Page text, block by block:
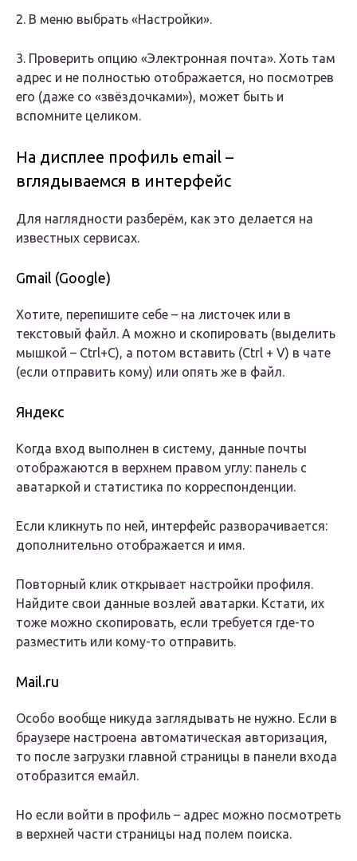
2. В меню выбрать «Настройки».
3. Проверить опцию «Электронная почта». Хоть там
адрес и не полностью отображается, но посмотрев
его (даже со «звёздочками»), может быть и
вспомните целиком.
На дисплее профиль email –
вглядываемся в интерфейс
Для наглядности разберём, как это делается на
известных сервисах.
Gmail (Google)
Хотите, перепишите себе – на листочек или в
текстовый файл. А можно и скопировать (выделить
мышкой – Ctrl+C), а потом вставить (Ctrl + V) в чате
(если отправить кому) или опять же в файл.
Яндекс
Когда вход выполнен в систему, данные почты
отображаются в верхнем правом углу: панель с
аватаркой и статистика по корреспонденции.
Если кликнуть по ней, интерфейс разворачивается:
дополнительно отображается и имя.
Повторный клик открывает настройки профиля.
Найдите свои данные возлей аватарки. Кстати, их
тоже можно скопировать, если требуется где-то
разместить или кому-то отправить.
Mail.ru
Особо вообще никуда заглядывать не нужно. Если в
браузере настроена автоматическая авторизация,
то после загрузки главной страницы в панели входа
отобразится емайл.
Но если войти в профиль – адрес можно посмотреть
в верхней части страницы над полем поиска.